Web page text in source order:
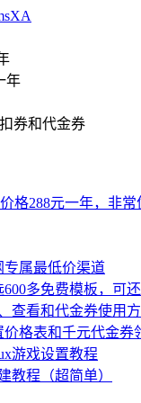
年
券和代金券
格288元一年，非常
专属最低价渠道
多免费模板，可还
查看和代金券使用
格表和千元代金券
游戏设置教程
教程（超简单）